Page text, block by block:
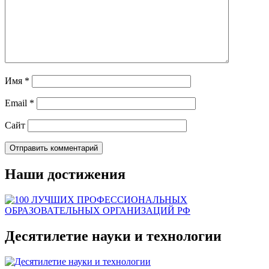
Имя *
Email *
Сайт
Наши достижения
Десятилетие науки и технологии